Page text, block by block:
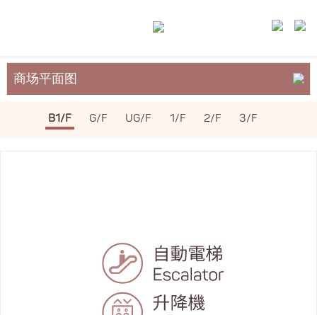
商场平面图
关于裕民坊
B1/F G/F UG/F 1/F 2/F 3/F